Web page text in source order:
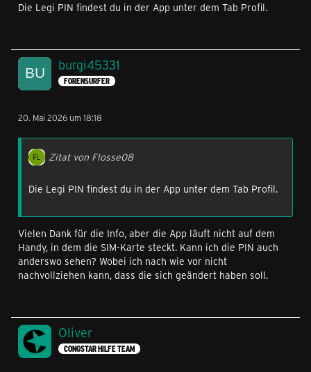
Die Legi PIN findest du in der App unter dem Tab Profil.
burgi45331
FORENSURFER
20. Mai 2026 um 18:18
Zitat von Flosse08
Die Legi PIN findest du in der App unter dem Tab Profil.
Vielen Dank für die Info, aber die App läuft nicht auf dem
Handy, in dem die SIM-Karte steckt. Kann ich die PIN auch
anderswo sehen? Wobei ich nach wie vor nicht
nachvollziehen kann, dass die sich geändert haben soll.
Oliver
CONGSTAR HILFE TEAM